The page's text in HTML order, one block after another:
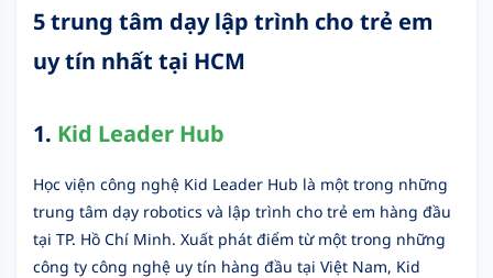
5 trung tâm dạy lập trình cho trẻ em
uy tín nhất tại HCM
1. Kid Leader Hub
Học viện công nghệ Kid Leader Hub là một trong những
trung tâm dạy robotics và lập trình cho trẻ em hàng đầu
tại TP. Hồ Chí Minh. Xuất phát điểm từ một trong những
công ty công nghệ uy tín hàng đầu tại Việt Nam, Kid